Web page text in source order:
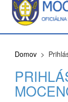
Domov >